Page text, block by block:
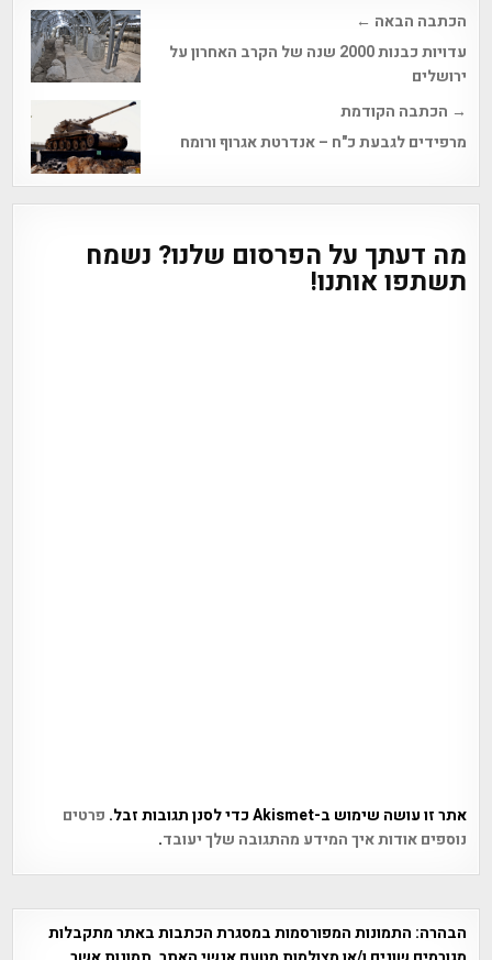
Post
navigation
הכתבה הבאה ←
עדויות כבנות 2000 שנה של הקרב האחרון על
ירושלים
→ הכתבה הקודמת
מרפידים לגבעת כ"ח – אנדרטת אגרוף ורומח
מה דעתך על הפרסום שלנו? נשמח
תשתפו אותנו!
אתר זו עושה שימוש ב-Akismet כדי לסנן תגובות זבל.
פרטים
נוספים אודות איך המידע מהתגובה שלך יעובד.
הבהרה: התמונות המפורסמות במסגרת הכתבות באתר מתקבלות